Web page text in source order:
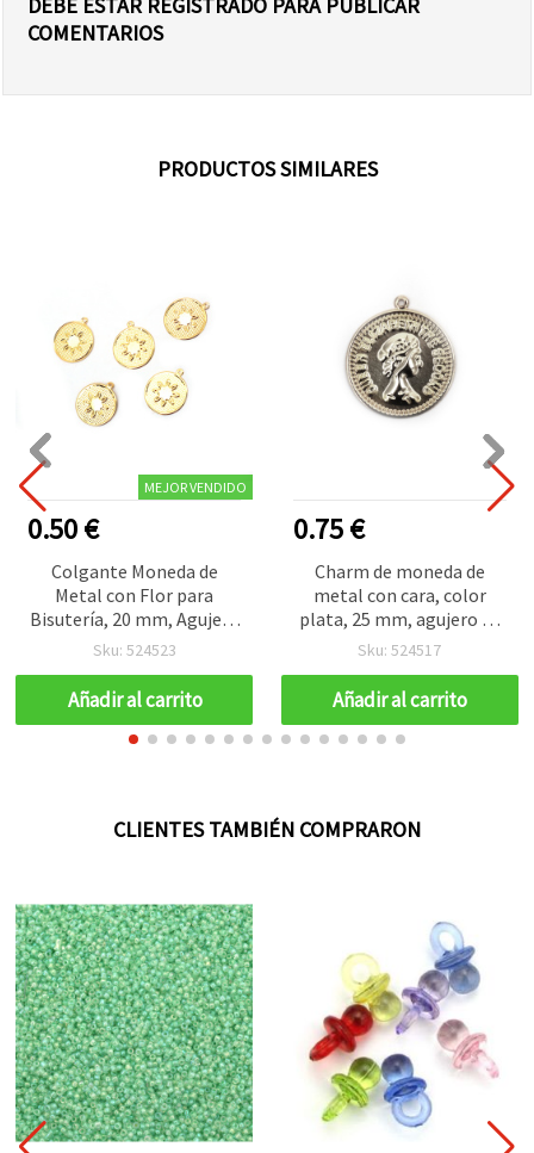
COMENTARIOS
PRODUCTOS SIMILARES
MEJOR VENDIDO
0.50 €
Colgante Moneda de
Metal con Flor para
Bisutería, 20 mm, Agujero
1,5 mm, Color Oro - 10
Sku: 524523
Añadir al carrito
0.75 €
Charm de moneda de
metal con cara, color
plata, 25 mm, agujero de
2 mm - 10 unidades
Sku: 524517
Añadir al carrito
CLIENTES TAMBIÉN COMPRARON